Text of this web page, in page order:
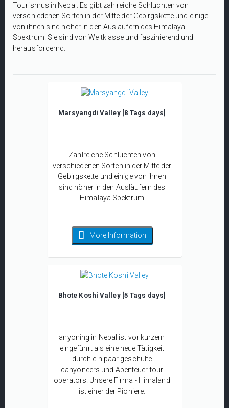
Tourismus in Nepal. Es gibt zahlreiche Schluchten von
verschiedenen Sorten in der Mitte der Gebirgskette und einige
von ihnen sind höher in den Ausläufern des Himalaya
Spektrum. Sie sind von Weltklasse und faszinierend und
herausfordernd.
Marsyangdi Valley [8 Tags days]
Zahlreiche Schluchten von
verschiedenen Sorten in der Mitte der
Gebirgskette und einige von ihnen
sind höher in den Ausläufern des
Himalaya Spektrum
More Information
Bhote Koshi Valley [5 Tags days]
anyoning in Nepal ist vor kurzem
eingeführt als eine neue Tätigkeit
durch ein paar geschulte
canyoneers und Abenteuer tour
operators. Unsere Firma - Himaland
ist einer der Pioniere.